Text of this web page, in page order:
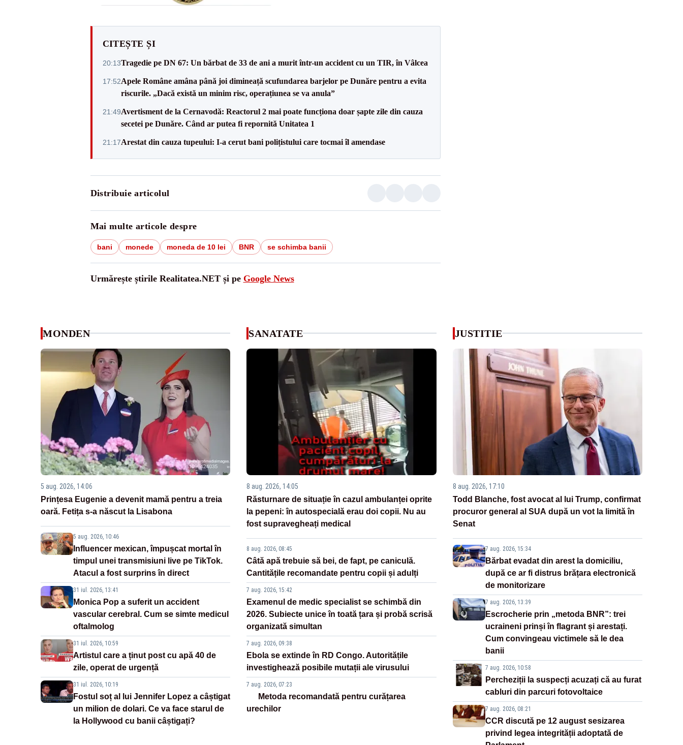
CITEȘTE ȘI
20:13Tragedie pe DN 67: Un bărbat de 33 de ani a murit într-un accident cu un TIR, în Vâlcea
17:52Apele Române amâna până joi dimineață scufundarea barjelor pe Dunăre pentru a evita
riscurile. „Dacă există un minim risc, operațiunea se va anula”
21:49Avertisment de la Cernavodă: Reactorul 2 mai poate funcționa doar șapte zile din cauza
secetei pe Dunăre. Când ar putea fi repornită Unitatea 1
21:17Arestat din cauza tupeului: I-a cerut bani polițistului care tocmai îl amendase
Distribuie articolul
Mai multe articole despre
bani monede moneda de 10 lei BNR se schimba banii
Urmărește știrile Realitatea.NET și pe Google News
MONDEN
5 aug. 2026, 14:06
Prințesa Eugenie a devenit mamă pentru a treia
oară. Fetița s-a născut la Lisabona
5 aug. 2026, 10:46
Influencer mexican, împușcat mortal în
timpul unei transmisiuni live pe TikTok.
Atacul a fost surprins în direct
31 iul. 2026, 13:41
Monica Pop a suferit un accident
vascular cerebral. Cum se simte medicul
oftalmolog
31 iul. 2026, 10:59
Artistul care a ținut post cu apă 40 de
zile, operat de urgență
31 iul. 2026, 10:19
Fostul soț al lui Jennifer Lopez a câștigat
un milion de dolari. Ce va face starul de
la Hollywood cu banii câștigați?
SANATATE
8 aug. 2026, 14:05
Răsturnare de situație în cazul ambulanței oprite
la pepeni: în autospecială erau doi copii. Nu au
fost supravegheați medical
8 aug. 2026, 08:45
Câtă apă trebuie să bei, de fapt, pe caniculă.
Cantitățile recomandate pentru copii și adulți
7 aug. 2026, 15:42
Examenul de medic specialist se schimbă din
2026. Subiecte unice în toată țara și probă scrisă
organizată simultan
7 aug. 2026, 09:38
Ebola se extinde în RD Congo. Autoritățile
investighează posibile mutații ale virusului
7 aug. 2026, 07:23
Metoda recomandată pentru curățarea
urechilor
JUSTITIE
8 aug. 2026, 17:10
Todd Blanche, fost avocat al lui Trump, confirmat
procuror general al SUA după un vot la limită în
Senat
7 aug. 2026, 15:34
Bărbat evadat din arest la domiciliu,
după ce ar fi distrus brățara electronică
de monitorizare
7 aug. 2026, 13:39
Escrocherie prin „metoda BNR”: trei
ucraineni prinși în flagrant și arestați.
Cum convingeau victimele să le dea
banii
7 aug. 2026, 10:58
Percheziții la suspecți acuzați că au furat
cabluri din parcuri fotovoltaice
7 aug. 2026, 08:21
CCR discută pe 12 august sesizarea
privind legea integrității adoptată de